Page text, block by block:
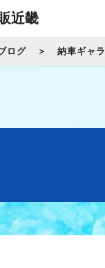
近畿
ログ 納車ギャ